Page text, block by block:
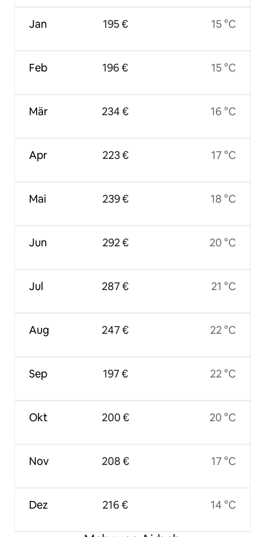
Jan
Feb
Mär
Apr
Mai
Jun
Jul
Aug
Sep
Okt
Nov
Dez
195 €
196 €
234 €
223 €
239 €
292 €
287 €
247 €
197 €
200 €
208 €
216 €
15 °C
15 °C
16 °C
17 °C
18 °C
20 °C
21 °C
22 °C
22 °C
20 °C
17 °C
14 °C